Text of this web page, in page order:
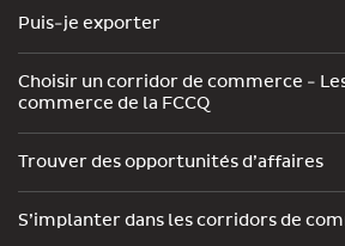
Puis-je exporter
Choisir un corridor de commerce -
commerce de la FCCQ
Trouver des opportunités d’affaires
S’implanter dans les corridors de